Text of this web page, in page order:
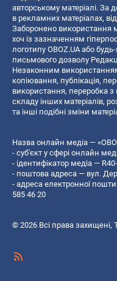
авторському матеріалі. За
в рекламних матеріалах,
Заборонено використання
хоч із зазначенням
логотипу OBOZ.UA або
письмового дозволу
Незаконним
копiювання, публiкацiя,
використання, переробка
складу інших матеріалів,
та інші подібні зміни
Назва онлайн медіа —
- суб'єкт у сфері онлайн
- ідентифікатор медіа —
- поштова адреса — вул.
- адреса електронної
585 46 20
© 2026 Всі права